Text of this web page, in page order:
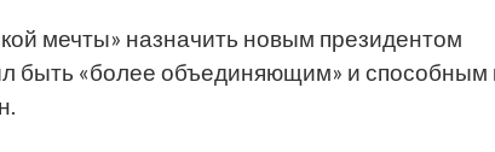
мечты» назначить новым президентом
быть «более объединяющим» и способным